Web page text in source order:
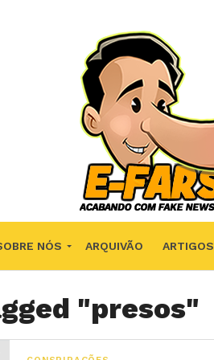
NÓS ARQUIVÃO ARTIGOS
"presos"